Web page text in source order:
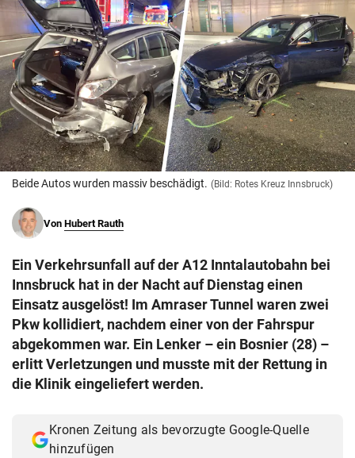
search
Suchbegriff
eingeben
© Krone Multimedia GmbH & Co KG 2026
Muthgasse 2, 1190 Wien
Beide Autos wurden massiv beschädigt. (Bild: Rotes Kreuz Innsbruck)
Von Hubert Rauth
Ein Verkehrsunfall auf der A12 Inntalautobahn bei
Innsbruck hat in der Nacht auf Dienstag einen
Einsatz ausgelöst! Im Amraser Tunnel waren zwei
Pkw kollidiert, nachdem einer von der Fahrspur
abgekommen war. Ein Lenker – ein Bosnier (28) –
erlitt Verletzungen und musste mit der Rettung in
die Klinik eingeliefert werden.
Kronen Zeitung als bevorzugte Google-Quelle
hinzufügen